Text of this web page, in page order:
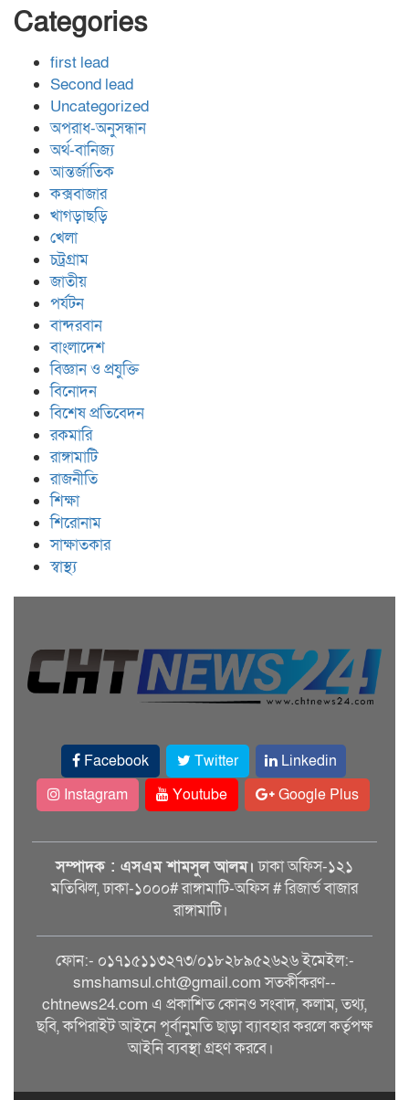
Categories
first lead
Second lead
Uncategorized
অপরাধ-অনুসন্ধান
অর্থ-বানিজ্য
আন্তর্জাতিক
কক্সবাজার
খাগড়াছড়ি
খেলা
চট্রগ্রাম
জাতীয়
পর্যটন
বান্দরবান
বাংলাদেশ
বিজ্ঞান ও প্রযুক্তি
বিনোদন
বিশেষ প্রতিবেদন
রকমারি
রাঙ্গামাটি
রাজনীতি
শিক্ষা
শিরোনাম
সাক্ষাতকার
স্বাস্থ্য
Facebook Twitter
Linkedin
Instagram
Youtube Google Plus
সম্পাদক : এসএম শামসুল আলম। ঢাকা অফিস-১২১
মতিঝিল, ঢাকা-১০০০# রাঙ্গামাটি-অফিস # রিজার্ভ বাজার
রাঙ্গামাটি।
ফোন:- ০১৭১৫১১৩২৭৩/০১৮২৮৯৫২৬২৬ ইমেইল:-
smshamsul.cht@gmail.com সতর্কীকরণ--
chtnews24.com এ প্রকাশিত কোনও সংবাদ, কলাম, তথ্য,
ছবি, কপিরাইট আইনে পূর্বানুমতি ছাড়া ব্যাবহার করলে কর্তৃপক্ষ
আইনি ব্যবস্থা গ্রহণ করবে।